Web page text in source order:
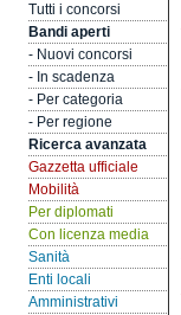
Tutti i concorsi
Bandi aperti
- Nuovi concorsi
- In scadenza
- Per categoria
- Per regione
Ricerca avanzata
Gazzetta ufficiale
Mobilità
Per diplomati
Con licenza media
Sanità
Enti locali
Amministrativi